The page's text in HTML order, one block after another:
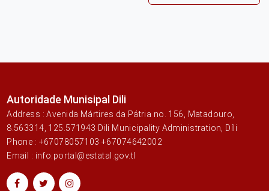
Autoridade Munisipal Dili
Address : Avenida Mártires da Pátria no. 156, Matadouro,
8.563314, 125.571943 Dili Municipality Administration, Díli
Phone : +67078057103 +67074642002
Email : info.portal@estatal.gov.tl